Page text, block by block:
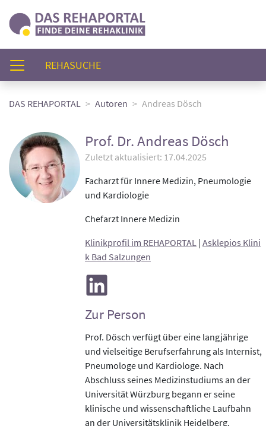
REHASUCHE(AKTUELL)
DAS REHAPORTAL Autoren Andreas Dösch
Prof. Dr. Andreas Dösch
Zuletzt aktualisiert: 17.04.2025
Facharzt für Innere Medizin, Pneumologie
und Kardiologie
Chefarzt Innere Medizin
Klinikprofil im REHAPORTAL | Asklepios Klini
k Bad Salzungen
Zur Person
Prof. Dösch verfügt über eine langjährige
und vielseitige Berufserfahrung als Internist,
Pneumologe und Kardiologe. Nach
Abschluss seines Medizinstudiums an der
Universität Würzburg begann er seine
klinische und wissenschaftliche Laufbahn
an der Universitätsklinik Heidelberg.